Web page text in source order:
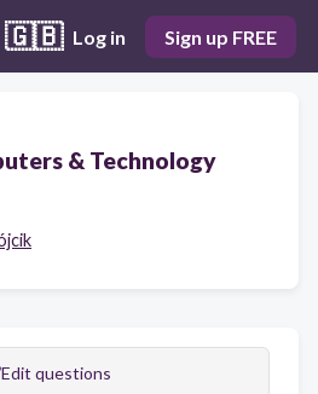
🇬🇧 Log in Sign up FREE
& Technology
Edit questions